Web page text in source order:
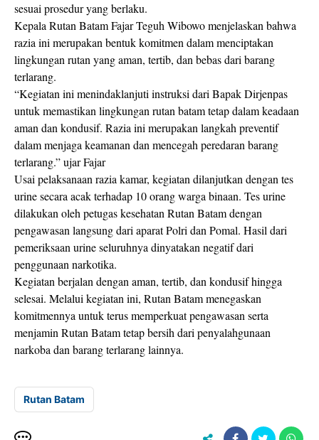
sesuai prosedur yang berlaku.
Kepala Rutan Batam Fajar Teguh Wibowo menjelaskan bahwa
razia ini merupakan bentuk komitmen dalam menciptakan
lingkungan rutan yang aman, tertib, dan bebas dari barang
terlarang.
“Kegiatan ini menindaklanjuti instruksi dari Bapak Dirjenpas
untuk memastikan lingkungan rutan batam tetap dalam keadaan
aman dan kondusif. Razia ini merupakan langkah preventif
dalam menjaga keamanan dan mencegah peredaran barang
terlarang.” ujar Fajar
Usai pelaksanaan razia kamar, kegiatan dilanjutkan dengan tes
urine secara acak terhadap 10 orang warga binaan. Tes urine
dilakukan oleh petugas kesehatan Rutan Batam dengan
pengawasan langsung dari aparat Polri dan Pomal. Hasil dari
pemeriksaan urine seluruhnya dinyatakan negatif dari
penggunaan narkotika.
Kegiatan berjalan dengan aman, tertib, dan kondusif hingga
selesai. Melalui kegiatan ini, Rutan Batam menegaskan
komitmennya untuk terus memperkuat pengawasan serta
menjamin Rutan Batam tetap bersih dari penyalahgunaan
narkoba dan barang terlarang lainnya.
Rutan Batam